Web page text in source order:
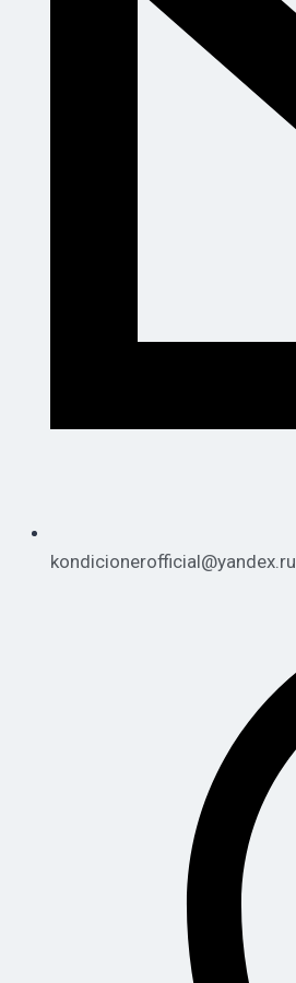
kondicionerofficial@yandex.ru